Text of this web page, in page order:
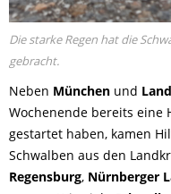
Die starke Regen hat die
gebracht.
Neben München und
Wochenende bereits eine
gestartet haben, kamen
Schwalben aus den
Regensburg, Nürnberger